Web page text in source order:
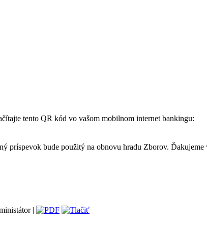
tento QR kód vo vašom mobilnom internet bankingu:
príspevok bude použitý na obnovu hradu Zborov. Ďakujeme
|